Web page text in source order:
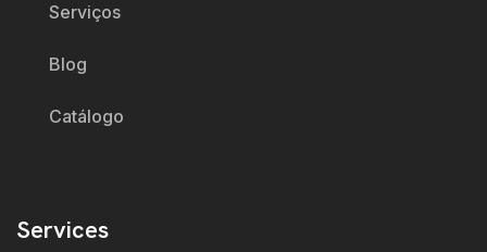
Serviços
Blog
Catálogo
Services